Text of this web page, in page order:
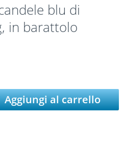
blu di
in barattolo
Aggiungi al carrello